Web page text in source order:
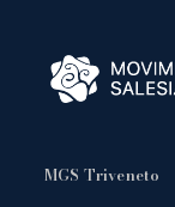
MGS Triveneto